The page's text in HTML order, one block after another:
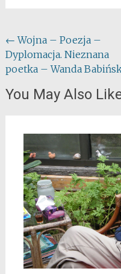
Post
navigation
← Wojna – Poezja –
Dyplomacja. Nieznana
poetka – Wanda
You May Also